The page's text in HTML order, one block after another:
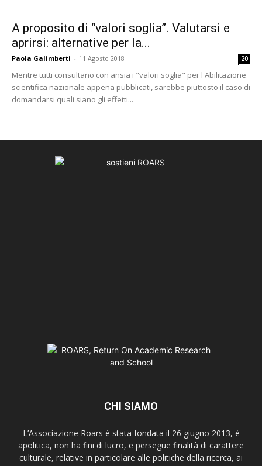
A proposito di “valori soglia”. Valutarsi e
aprirsi: alternative per la...
Paola Galimberti - 11 Agosto 2018 20
Mentre tutti consultano con ansia i "valori soglia" per l'Abilitazione
scientifica nazionale appena pubblicati, sarebbe piuttosto il caso di
domandarsi quali siano gli effetti...
CHI SIAMO
L’Associazione Roars è stata fondata il 26 giugno 2013, è
apolitica, non ha fini di lucro, e persegue finalità di carattere
culturale, relative in particolare alle politiche della ricerca, ai